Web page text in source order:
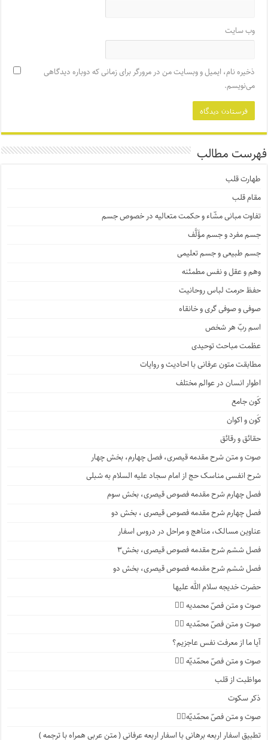
وب‌ سایت
ذخیره نام، ایمیل و وبسایت من در مرورگر برای زمانی که دوباره دیدگاهی
می‌نویسم.
فهرست مطالب
طهارت قلب
مقام قلب
تفاوت مبانی مشّاء و حکمت متعالیه در خصوص جسم
جسم مفرد و جسم مؤَلَّف
جسم طبیعی و جسم تعلیمی
وهم و عقل و نفس مطمئنه
حفظ حرمت لباس روحانیت
صوفی و صوفی گری و خانقاه
اسم ربّ هر شخص
عظمت مباحث توحیدی
مطابقت متون عرفانی با احادیث و روایات
اطوار انسان در عوالم مختلف
کَون جامع
کَون و اکوان
حقائق و رقائق
صوت و متن شرح مقدمه قیصری، فصل چهارم، بخش چهار
شرح انفسی مناسک حج از امام سجاد علیه السلام به شبلی
فصل چهارم شرح مقدمه فصوص قیصری، بخش سوم
فصل چهارم شرح مقدمه فصوص قیصری ، بخش دو
عناوین مسالک، مناهج و مراحل در دروس اسفار
فصل ششم شرح مقدمه فصوص قیصری، بخش۳
فصل ششم شرح مقدمه فصوص قیصری، بخش دو
حضرت خدیجه سلام الله علیها
صوت و متن فصّ محمدیه ۴️⃣
صوت و متن فصّ محمّدیه ۳️⃣
آیا ما از معرفت نفس عاجزیم؟
صوت و متن فصّ محمّدیّه ۲️⃣
مواظبت از قلب
ذکر سکوت
صوت و متن فصّ محمّدیّه۱️⃣
تطبیق اسفار اربعه برهانی با اسفار اربعه عرفانی ( متن عربی همراه با ترجمه )